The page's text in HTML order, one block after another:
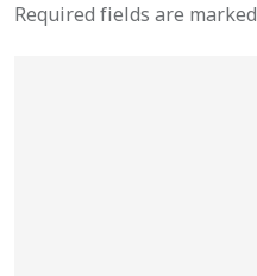
Required fields are marked